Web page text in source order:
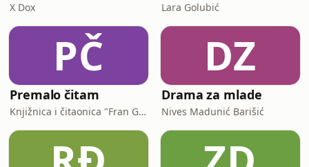
X Dox Lara Golubić
PČ
Premalo čitam
Knjižnica i čitaonica "Fran Galović" Koprivnica
DZ
Drama za mlade
Nives Madunić Barišić